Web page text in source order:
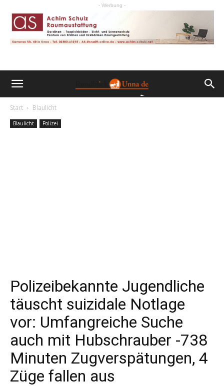
- Werbung -
Start Blaulicht
Blaulicht Polizei
Polizeibekannte Jugendliche
täuscht suizidale Notlage
vor: Umfangreiche Suche
auch mit Hubschrauber -738
Minuten Zugverspätungen, 4
Züge fallen aus